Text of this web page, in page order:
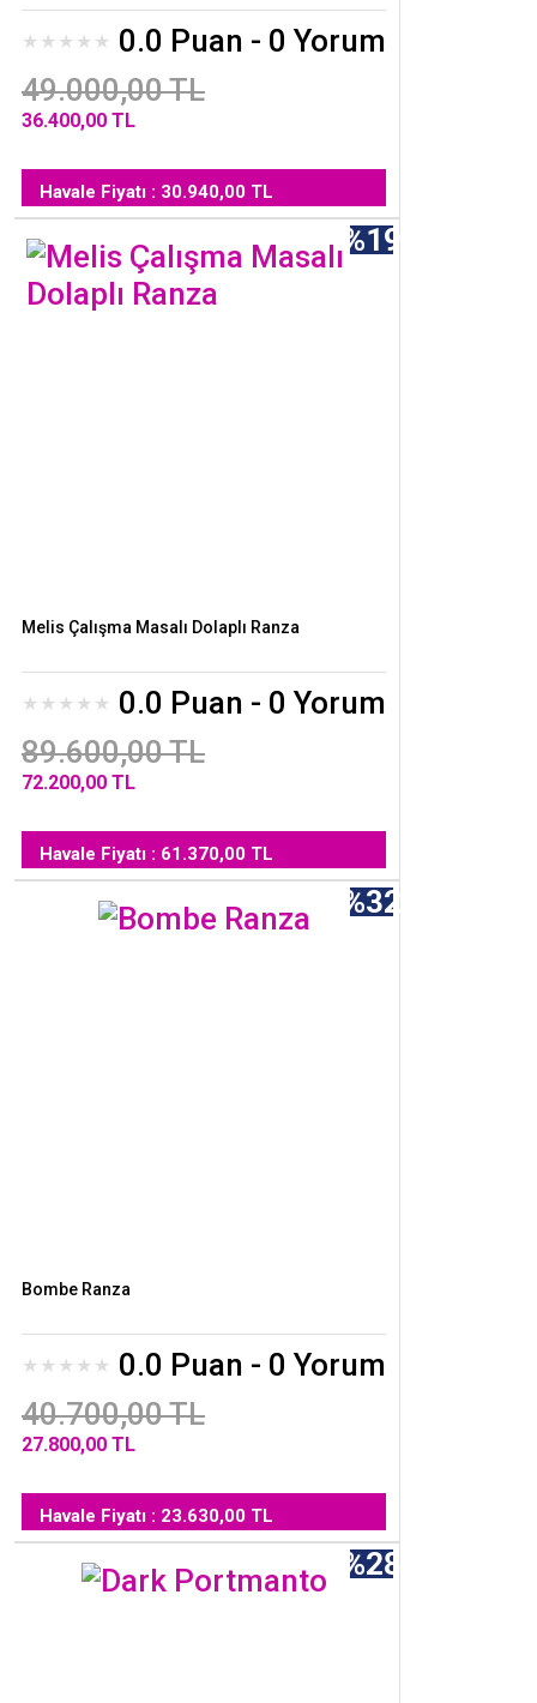
0.0 Puan - 0 Yorum
49.000,00 TL
36.400,00 TL
Havale Fiyatı : 30.940,00 TL
%19
Melis Çalışma Masalı Dolaplı Ranza
0.0 Puan - 0 Yorum
89.600,00 TL
72.200,00 TL
Havale Fiyatı : 61.370,00 TL
%32
Bombe Ranza
0.0 Puan - 0 Yorum
40.700,00 TL
27.800,00 TL
Havale Fiyatı : 23.630,00 TL
%28